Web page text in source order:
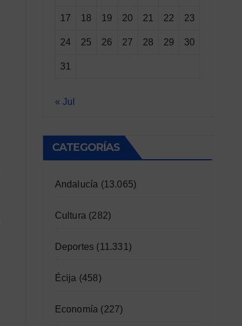
17 18 19 20 21 22 23
24 25 26 27 28 29 30
31
« Jul
CATEGORÍAS
Andalucía (13.065)
Cultura (282)
Deportes (11.331)
Écija (458)
Economía (227)